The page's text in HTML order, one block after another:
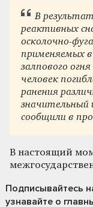
В
реактивных
осколочно-
применяемых
залпового
человек
ранения
сообщили в
В настоящий
Подписывайтесь
узнавайте о